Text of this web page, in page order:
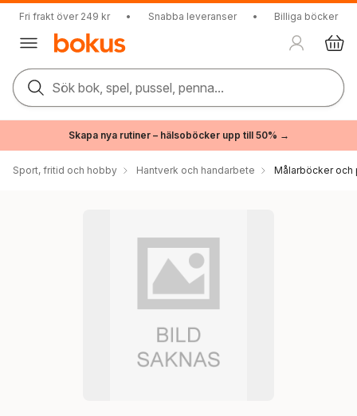
Fri frakt över 249 kr • Snabba leveranser • Billiga böcker
Sök bok, spel, pussel, penna...
Skapa nya rutiner – hälsoböcker upp till 50% →
Sport, fritid och hobby Hantverk och handarbete Målarböcker